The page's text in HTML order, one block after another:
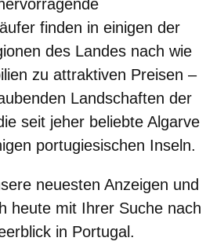
finden in einigen der
des Landes nach wie
zu attraktiven Preisen –
Landschaften der
seit jeher beliebte Algarve
portugiesischen Inseln.
neuesten Anzeigen und
heute mit Ihrer Suche nach
in Portugal.